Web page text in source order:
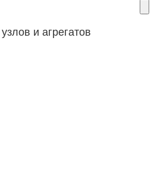
и агрегатов